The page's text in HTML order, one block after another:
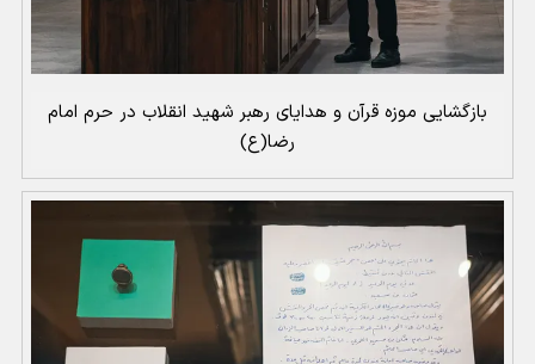
بازگشایی موزه قرآن و هدایای رهبر شهید انقلاب در حرم امام
رضا(ع)